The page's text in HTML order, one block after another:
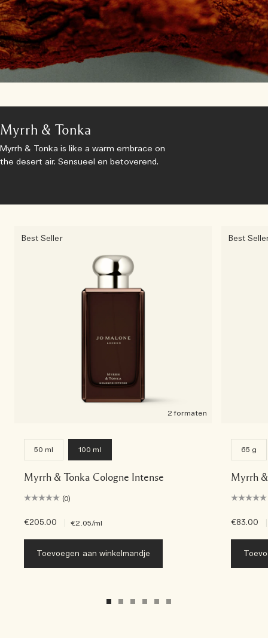
Myrrh & Tonka
Myrrh & Tonka is like a warm embrace on
the desert air. Sensueel en betoverend.
Best Seller
2 formaten
50 ml 100 ml
Myrrh & Tonka Cologne Intense
(0)
€205.00 €2.05/ml
Toevoegen aan winkelmandje
Best
65 g
Myrrh
€83.00